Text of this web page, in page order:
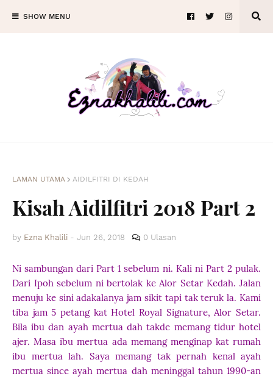
SHOW MENU
LAMAN UTAMA AIDILFITRI DI KEDAH
Kisah Aidilfitri 2018 Part 2
by Ezna Khalili - Jun 26, 2018 0 Ulasan
Ni sambungan dari Part 1 sebelum ni. Kali ni Part 2 pulak.
Dari Ipoh sebelum ni bertolak ke Alor Setar Kedah. Jalan
menuju ke sini adakalanya jam sikit tapi tak teruk la. Kami
tiba jam 5 petang kat Hotel Royal Signature, Alor Setar.
Bila ibu dan ayah mertua dah takde memang tidur hotel
ajer. Masa ibu mertua ada memang menginap kat rumah
ibu mertua lah. Saya memang tak pernah kenal ayah
mertua since ayah mertua dah meninggal tahun 1990-an